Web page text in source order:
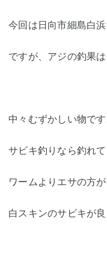
今回は日向市細島白
ですが、アジの釣果
中々むずかしい物です
サビキ釣りなら釣れ
ワームよりエサの方
白スキンのサビキが